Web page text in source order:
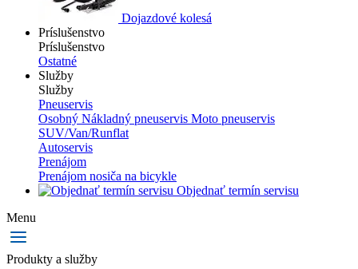
Dojazdové kolesá
Príslušenstvo
Príslušenstvo
Ostatné
Služby
Služby
Pneuservis
Osobný Nákladný pneuservis Moto pneuservis
SUV/Van/Runflat
Autoservis
Prenájom
Prenájom nosiča na bicykle
Objednať termín servisu
Menu
Produkty a služby